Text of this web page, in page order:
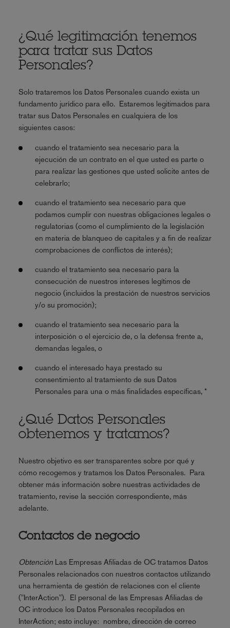
¿Qué legitimación tenemos
para tratar sus Datos
Personales?
Solo trataremos los Datos Personales cuando exista un
fundamento jurídico para ello. Estaremos legitimados para
tratar sus Datos Personales en cualquiera de los
siguientes casos:
cuando el tratamiento sea necesario para la
ejecución de un contrato en el que usted es parte o
para realizar las gestiones que usted solicite antes de
celebrarlo;
cuando el tratamiento sea necesario para que
podamos cumplir con nuestras obligaciones legales o
regulatorias (como el cumplimiento de la legislación
en materia de blanqueo de capitales y a fin de realizar
comprobaciones de conflictos de interés);
cuando el tratamiento sea necesario para la
consecución de nuestros intereses legítimos de
negocio (incluidos la prestación de nuestros servicios
y/o su promoción);
cuando el tratamiento sea necesario para la
interposición o el ejercicio de, o la defensa frente a,
demandas legales, o
cuando el interesado haya prestado su
consentimiento al tratamiento de sus Datos
Personales para una o más finalidades específicas, *
¿Qué Datos Personales
obtenemos y tratamos?
Nuestro objetivo es ser transparentes sobre por qué y
cómo recogemos y tratamos los Datos Personales. Para
obtener más información sobre nuestras actividades de
tratamiento, revise la sección correspondiente, más
adelante.
Contactos de negocio
ObtenciónLas Empresas Afiliadas de OC tratamos Datos
Personales relacionados con nuestros contactos utilizando
una herramienta de gestión de relaciones con el cliente
("InterAction"). El personal de las Empresas Afiliadas de
OC introduce los Datos Personales recopilados en
InterAction; esto incluye: nombre, dirección de correo